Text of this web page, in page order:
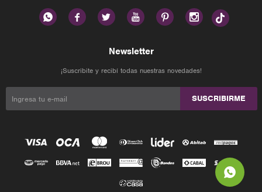
     
Newsletter
¡Suscribite y recibí todas nuestras novedades!
SUSCRIBIRME